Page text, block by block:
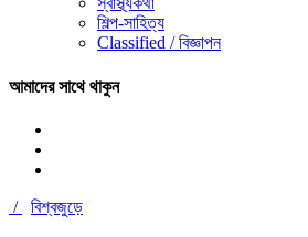
শিল্প-সাহিত্য
Classified / বিজ্ঞাপন
আমাদের সাথে থাকুন
/ বিশ্বজুড়ে